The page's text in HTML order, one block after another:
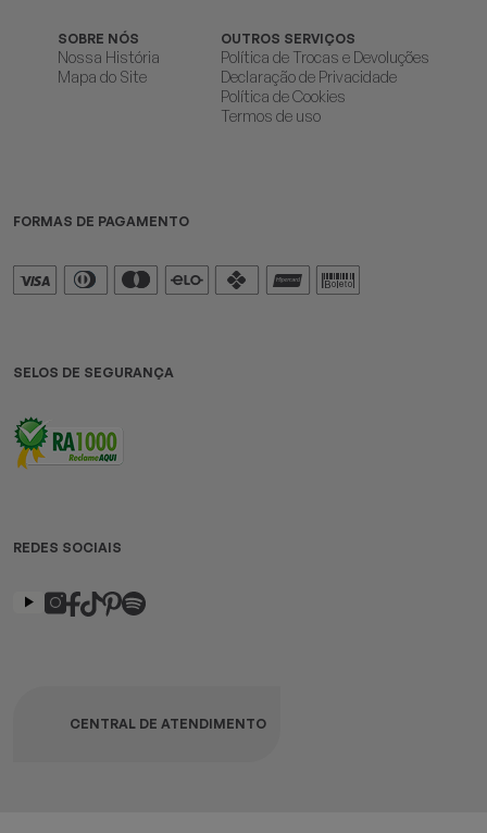
SOBRE NÓS
Nossa História
Mapa do Site
OUTROS SERVIÇOS
Política de Trocas e Devoluções
Declaração de Privacidade
Política de Cookies
Termos de uso
FORMAS DE PAGAMENTO
SELOS DE SEGURANÇA
REDES SOCIAIS
CENTRAL DE ATENDIMENTO